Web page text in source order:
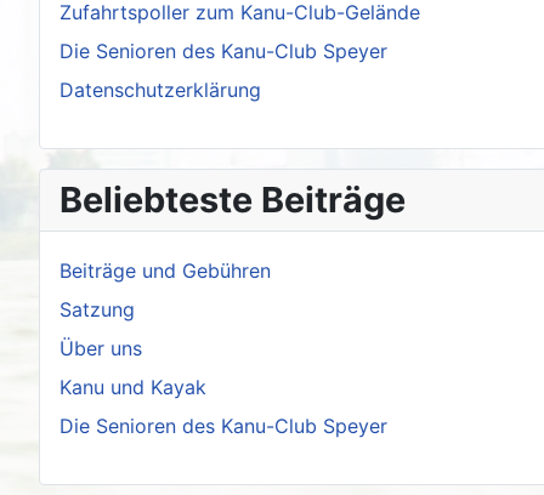
Zufahrtspoller zum Kanu-Club-Gelände
Die Senioren des Kanu-Club Speyer
Datenschutzerklärung
Beliebteste Beiträge
Beiträge und Gebühren
Satzung
Über uns
Kanu und Kayak
Die Senioren des Kanu-Club Speyer